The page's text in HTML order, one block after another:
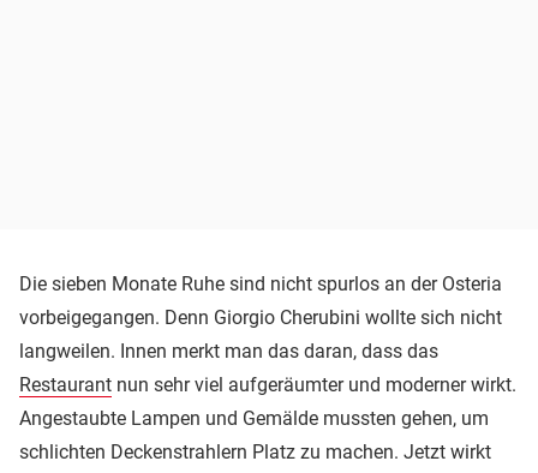
Die sieben Monate Ruhe sind nicht spurlos an der Osteria
vorbeigegangen. Denn Giorgio Cherubini wollte sich nicht
langweilen. Innen merkt man das daran, dass das
Restaurant nun sehr viel aufgeräumter und moderner wirkt.
Angestaubte Lampen und Gemälde mussten gehen, um
schlichten Deckenstrahlern Platz zu machen. Jetzt wirkt